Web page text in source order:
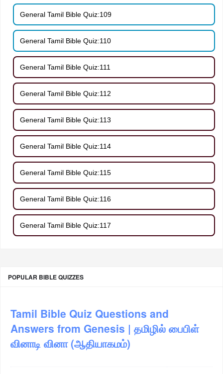
General Tamil Bible Quiz:109
General Tamil Bible Quiz:110
General Tamil Bible Quiz:111
General Tamil Bible Quiz:112
General Tamil Bible Quiz:113
General Tamil Bible Quiz:114
General Tamil Bible Quiz:115
General Tamil Bible Quiz:116
General Tamil Bible Quiz:117
POPULAR BIBLE QUIZZES
Tamil Bible Quiz Questions and
Answers from Genesis | தமிழில் பைபிள்
வினாடி வினா (ஆதியாகமம்)